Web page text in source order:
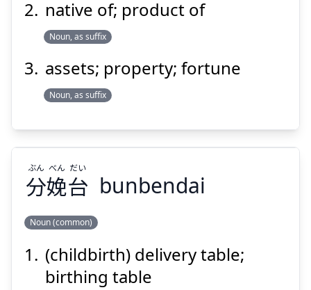
Show answer
Suspend
native of; product of
Noun, as suffix
assets; property; fortune
Noun, as suffix
娩
台
ぶん
べん
だい
分娩台
ぶん べん だい
bunbendai
Noun (common)
(childbirth) delivery table;
birthing table